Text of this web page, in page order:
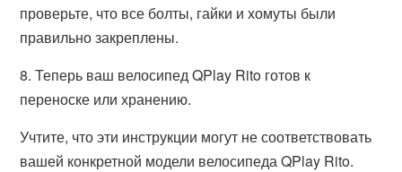
проверьте, что все болты, гайки и хомуты были
правильно закреплены.
8. Теперь ваш велосипед QPlay Rito готов к
переноске или хранению.
Учтите, что эти инструкции могут не соответствовать
вашей конкретной модели велосипеда QPlay Rito.